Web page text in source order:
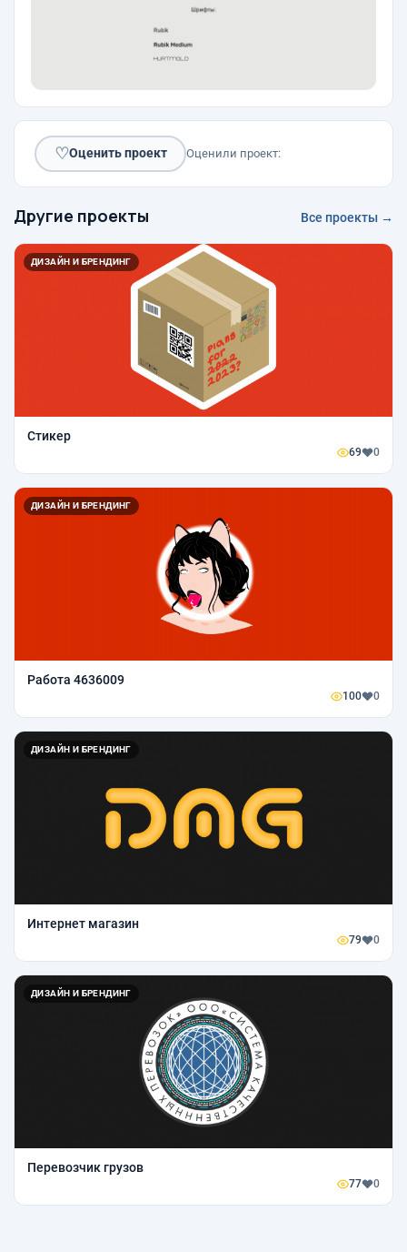
♡Оценить проект Оценили проект:
Другие проекты Все проекты →
ДИЗАЙН И БРЕНДИНГ
Стикер
69 0
ДИЗАЙН И БРЕНДИНГ
Работа 4636009
100 0
ДИЗАЙН И БРЕНДИНГ
Интернет магазин
79 0
ДИЗАЙН И БРЕНДИНГ
Перевозчик грузов
77 0